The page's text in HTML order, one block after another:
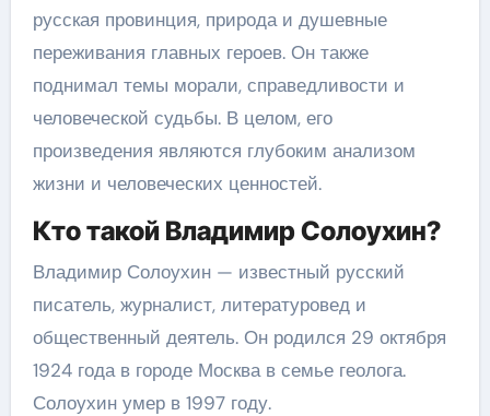
русская провинция, природа и душевные
переживания главных героев. Он также
поднимал темы морали, справедливости и
человеческой судьбы. В целом, его
произведения являются глубоким анализом
жизни и человеческих ценностей.
Кто такой Владимир Солоухин?
Владимир Солоухин — известный русский
писатель, журналист, литературовед и
общественный деятель. Он родился 29 октября
1924 года в городе Москва в семье геолога.
Солоухин умер в 1997 году.